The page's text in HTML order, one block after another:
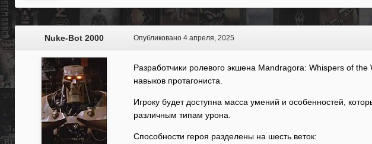
Nuke-Bot 2000 Опубликовано 4 апреля, 2025
Разработчики ролевого экшена Mandragora: Whispers of
навыков протагониста.
Игроку будет доступна масса умений и особенностей,
различным типам урона.
Способности героя разделены на шесть веток: